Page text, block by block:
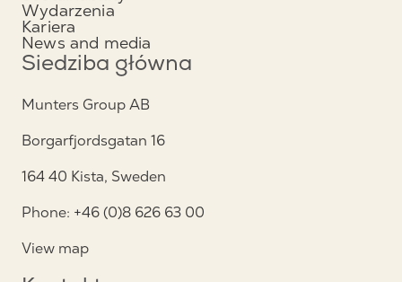
Wydarzenia
Kariera
News and media
Siedziba główna
Munters Group AB
Borgarfjordsgatan 16
164 40 Kista, Sweden
Phone: +46 (0)8 626 63 00
View map